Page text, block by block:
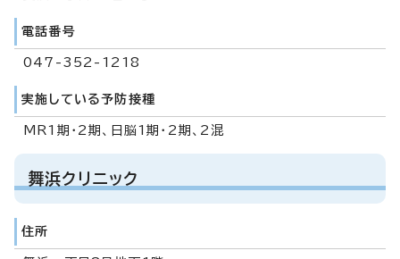
電話番号
047-352-1218
実施している予防接種
MR1期・2期、日脳1期・2期、2混
舞浜クリニック
住所